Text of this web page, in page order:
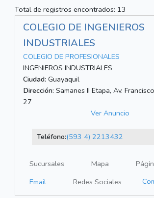
Total de registros encontrados: 13
COLEGIO DE INGENIEROS
INDUSTRIALES
COLEGIO DE PROFESIONALES
INGENIEROS INDUSTRIALES
Ciudad: Guayaquil
Dirección: Samanes II Etapa, Av.
27
Ver Anuncio
Teléfono:(593 4) 2213432
Sucursales Mapa
Email
Redes Sociales